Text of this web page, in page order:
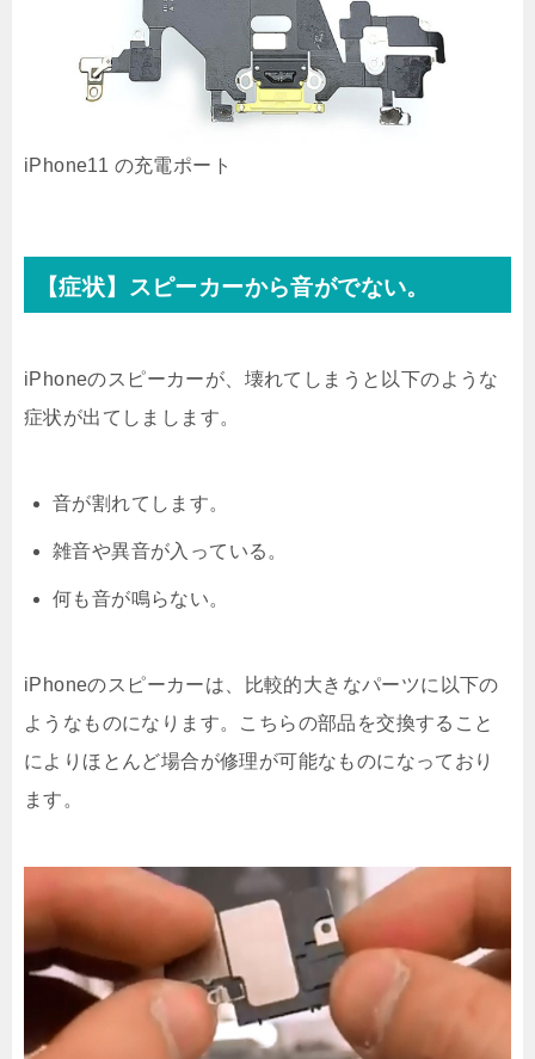
iPhone11 の充電ポート
【症状】スピーカーから音がでない。
iPhoneのスピーカーが、壊れてしまうと以下のような
症状が出てしまします。
音が割れてします。
雑音や異音が入っている。
何も音が鳴らない。
iPhoneのスピーカーは、比較的大きなパーツに以下の
ようなものになります。こちらの部品を交換すること
によりほとんど場合が修理が可能なものになっており
ます。